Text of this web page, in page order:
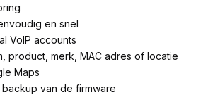
en snel
VoIP accounts
product, merk, MAC adres of locatie
Maps
van de firmware